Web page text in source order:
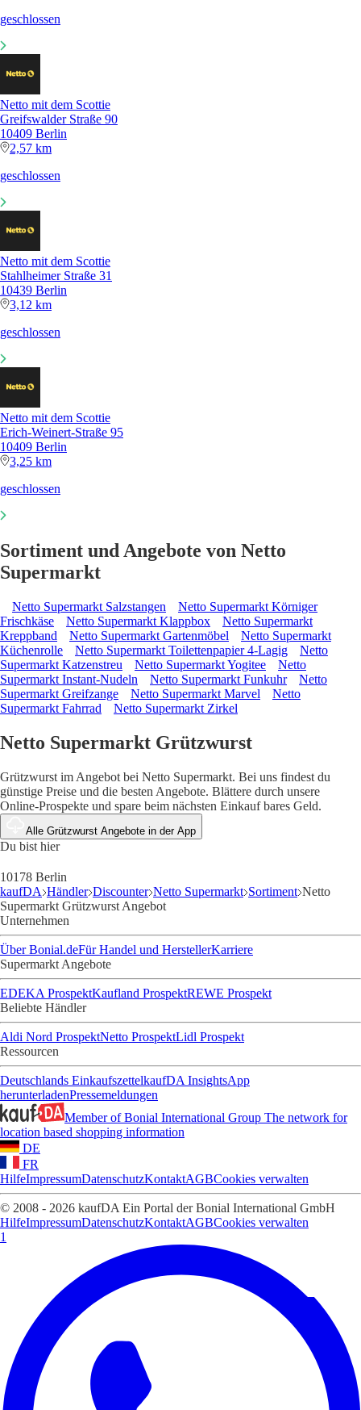
geschlossen
Netto mit dem Scottie
Greifswalder Straße 90
10409 Berlin
2,57 km
geschlossen
Netto mit dem Scottie
Stahlheimer Straße 31
10439 Berlin
3,12 km
geschlossen
Netto mit dem Scottie
Erich-Weinert-Straße 95
10409 Berlin
3,25 km
geschlossen
Sortiment und Angebote von Netto
Supermarkt
Netto Supermarkt Salzstangen
Netto Supermarkt Körniger
Frischkäse
Netto Supermarkt Klappbox
Netto Supermarkt
Kreppband
Netto Supermarkt Gartenmöbel
Netto Supermarkt
Küchenrolle
Netto Supermarkt Toilettenpapier 4-Lagig
Netto
Supermarkt Katzenstreu
Netto Supermarkt Yogitee
Netto
Supermarkt Instant-Nudeln
Netto Supermarkt Funkuhr
Netto
Supermarkt Greifzange
Netto Supermarkt Marvel
Netto
Supermarkt Fahrrad
Netto Supermarkt Zirkel
Netto Supermarkt Grützwurst
Grützwurst im Angebot bei Netto Supermarkt. Bei uns findest du
günstige Preise und die besten Angebote. Blättere durch unsere
Online-Prospekte und spare beim nächsten Einkauf bares Geld.
Alle Grützwurst Angebote in der App
Du bist hier
10178 Berlin
kaufDA Händler Discounter Netto Supermarkt Sortiment Netto
Supermarkt Grützwurst Angebot
Unternehmen
Über Bonial.deFür Handel und HerstellerKarriere
Supermarkt Angebote
EDEKA ProspektKaufland ProspektREWE Prospekt
Beliebte Händler
Aldi Nord ProspektNetto ProspektLidl Prospekt
Ressourcen
Deutschlands EinkaufszettelkaufDA InsightsApp
herunterladenPressemeldungen
Member of Bonial International Group The network for
location based shopping information
DE
FR
HilfeImpressumDatenschutzKontaktAGBCookies verwalten
© 2008 - 2026 kaufDA Ein Portal der Bonial International GmbH
HilfeImpressumDatenschutzKontaktAGBCookies verwalten
1